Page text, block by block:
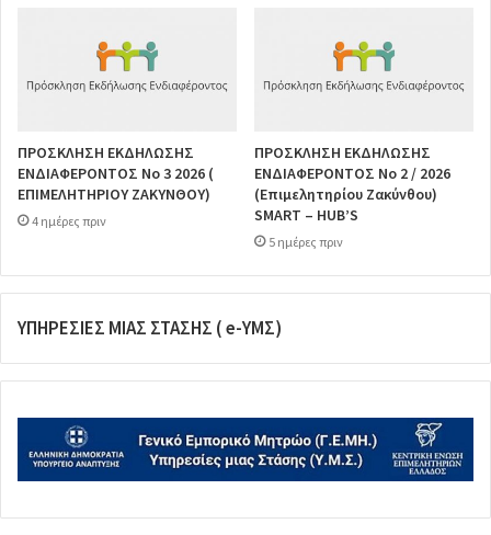
ΠΡΟΣΚΛΗΣΗ ΕΚΔΗΛΩΣΗΣ
ΕΝΔΙΑΦΕΡΟΝΤΟΣ Νο 3 2026 (
ΕΠΙΜΕΛΗΤΗΡΙΟΥ ΖΑΚΥΝΘΟΥ)
4 ημέρες πριν
ΠΡΟΣΚΛΗΣΗ ΕΚΔΗΛΩΣΗΣ
ΕΝΔΙΑΦΕΡΟΝΤΟΣ Νο 2 / 2026
(Επιμελητηρίου Ζακύνθου)
SMART – HUB’S
5 ημέρες πριν
ΥΠΗΡΕΣΙΕΣ ΜΙΑΣ ΣΤΑΣΗΣ ( e-ΥΜΣ)